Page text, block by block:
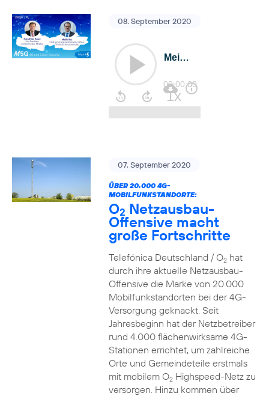
08. September 2020
07. September 2020
ÜBER 20.000 4G-
MOBILFUNKSTANDORTE:
O2 Netzausbau-
Offensive macht
große Fortschritte
Telefónica Deutschland / O2hat
durch ihre aktuelle Netzausbau-
Offensive die Marke von 20.000
Mobilfunkstandorten bei der 4G-
Versorgung geknackt. Seit
Jahresbeginn hat der Netzbetreiber
rund 4.000 flächenwirksame 4G-
Stationen errichtet, um zahlreiche
Orte und Gemeindeteile erstmals
mit mobilem O2Highspeed-Netz zu
versorgen. Hinzu kommen über